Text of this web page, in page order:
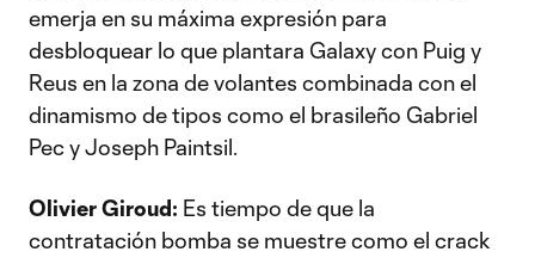
emerja en su máxima expresión para
desbloquear lo que plantara Galaxy con Puig y
Reus en la zona de volantes combinada con el
dinamismo de tipos como el brasileño Gabriel
Pec y Joseph Paintsil.
Olivier Giroud: Es tiempo de que la
contratación bomba se muestre como el crack